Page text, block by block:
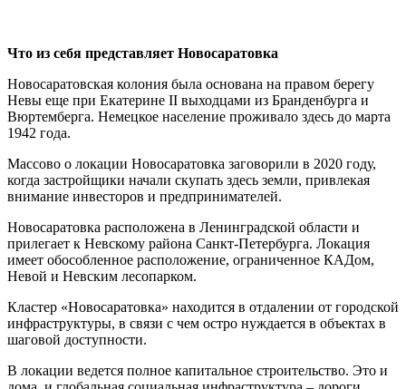
Что из себя представляет Новосаратовка
Новосаратовская колония была основана на правом берегу
Невы еще при Екатерине II выходцами из Бранденбурга и
Вюртемберга. Немецкое население проживало здесь до марта
1942 года.
Массово о локации Новосаратовка заговорили в 2020 году,
когда застройщики начали скупать здесь земли, привлекая
внимание инвесторов и предпринимателей.
Новосаратовка расположена в Ленинградской области и
прилегает к Невскому района Санкт-Петербурга. Локация
имеет обособленное расположение, ограниченное КАДом,
Невой и Невским лесопарком.
Кластер «Новосаратовка» находится в отдалении от городской
инфраструктуры, в связи с чем остро нуждается в объектах в
шаговой доступности.
В локации ведется полное капитальное строительство. Это и